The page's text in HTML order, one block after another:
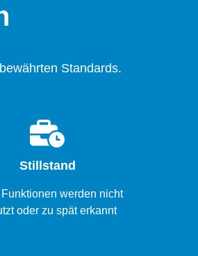
Standards.
Stillstand
Funktionen werden nicht
oder zu spät erkannt